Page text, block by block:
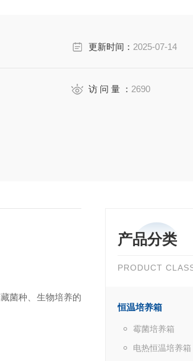
更新时间： 2025-07-14
访 问 量 ： 2690
产品分类
PRODUCT
恒温培养箱
霉菌培养箱
电热恒温培养箱
菌种、生物培养的